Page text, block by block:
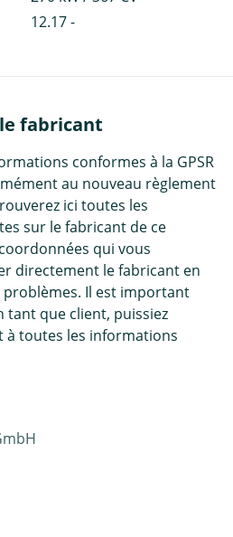
12.17 -
fabricant
conformes à la GPSR
au nouveau règlement
ici toutes les
sur le fabricant de ce
qui vous
directement le fabricant en
problèmes. Il est important
tant que client, puissiez
à toutes les informations